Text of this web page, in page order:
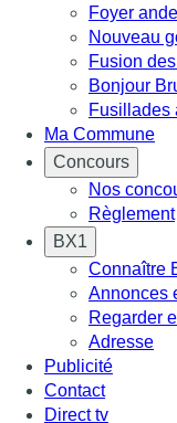
Foyer
Nouveau
Fusion
Bonjour
Fusillades
Ma Commune
Concours
Nos
Règlement
BX1
Connaître
Annonces
Regarder
Adresse
Publicité
Contact
Direct tv